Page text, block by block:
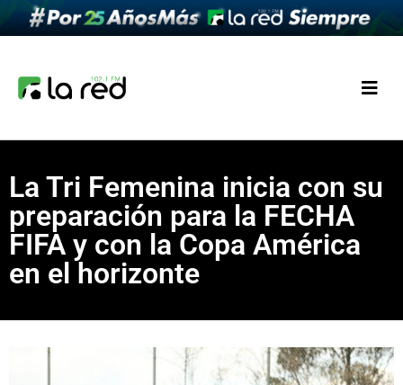
La Tri Femenina inicia con su
preparación para la FECHA
FIFA y con la Copa América
en el horizonte